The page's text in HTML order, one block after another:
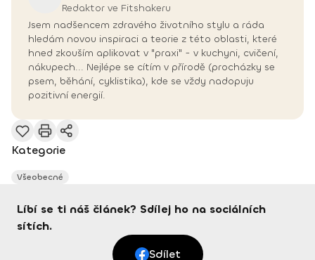
Redaktor ve Fitshakeru
Jsem nadšencem zdravého životního stylu a ráda
hledám novou inspiraci a teorie z této oblasti, které
hned zkouším aplikovat v "praxi" - v kuchyni, cvičení,
nákupech... Nejlépe se cítím v přírodě (procházky se
psem, běhání, cyklistika), kde se vždy nadopuju
pozitivní energií.
Kategorie
Všeobecné
Líbí se ti náš článek? Sdílej ho na sociálních
sítích.
Sdílet